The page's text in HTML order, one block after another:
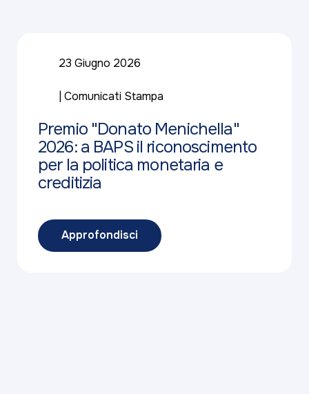
23 Giugno 2026
Comunicati Stampa
Premio "Donato Menichella"
2026: a BAPS il riconoscimento
per la politica monetaria e
creditizia
Approfondisci